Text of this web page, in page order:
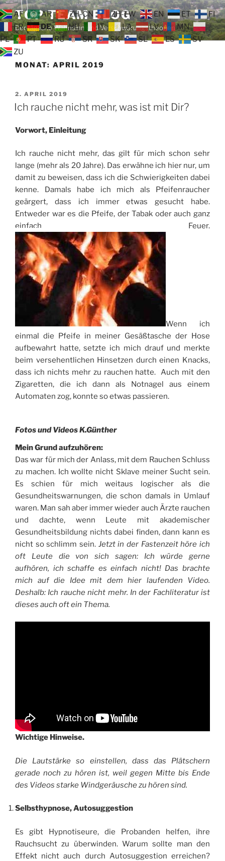
Zum
Inhalt
springen
TOP TEAM BLOG
Der tägliche Wahnsinn und Verschwörungstheorien
MONAT: APRIL 2019
VERÖFFENTLICHT
AM
2. APRIL 2019
Ich rauche nicht mehr, was ist mit Dir?
Vorwort, Einleitung
Ich rauche nicht mehr, das gilt für mich schon sehr
lange (mehr als 20 Jahre). Das erwähne ich hier nur, um
damit zu beweisen, dass ich die Schwierigkeiten dabei
kenne. Damals habe ich mich als Pfeifenraucher
geärgert, dass ich immer etwas gesucht habe.
Entweder war es die Pfeife, der Tabak oder auch ganz
einfach Feuer.
Wenn ich
einmal die Pfeife in meiner Gesäßtasche der Hose
aufbewahrt hatte, setzte ich mich drauf und merkte
beim versehentlichen Hinsetzen durch einen Knacks,
dass ich nichts mehr zu rauchen hatte. Auch mit den
Zigaretten, die ich dann als Notnagel aus einem
Automaten zog, konnte so etwas passieren.
Fotos und Videos K.Günther
Mein Grund aufzuhören:
Das war für mich der Anlass, mit dem Rauchen Schluss
zu machen. Ich wollte nicht Sklave meiner Sucht sein.
Es schien für mich weitaus logischer als die
Gesundheitswarnungen, die schon damals in Umlauf
waren. Man sah aber immer wieder auch Ärzte rauchen
und dachte, wenn Leute mit akademischer
Gesundheitsbildung nichts dabei finden, dann kann es
nicht so schlimm sein. Jetzt in der Fastenzeit höre ich
oft Leute die von sich sagen: Ich würde gerne
aufhören, ich schaffe es einfach nicht! Das brachte
mich auf die Idee mit dem hier laufenden Video.
Deshalb: Ich rauche nicht mehr. In der Fachliteratur ist
dieses auch oft ein Thema.
Wichtige Hinweise.
Die Lautstärke so einstellen, dass das Plätschern
gerade noch zu hören ist, weil gegen Mitte bis Ende
des Videos starke Windgeräusche zu hören sind.
Selbsthypnose, Autosuggestion
Es gibt Hypnotiseure, die Probanden helfen, ihre
Rauchsucht zu überwinden. Warum sollte man den
Effekt nicht auch durch Autosuggestion erreichen?
AF AR ZH-CN ZH-TW EN ET
FI
FR
DE HU IT LA LV
MN
PL
PT RU SR SK SL ES
SV
ZU